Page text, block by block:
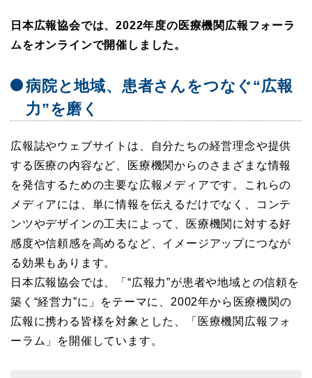
日本広報協会では、2022年度の医療機関広報フォーラ
ムをオンラインで開催しました。
病院と地域、患者さんをつなぐ“広報
力”を磨く
広報誌やウェブサイトは、自分たちの経営理念や提供
する医療の内容など、医療機関からのさまざまな情報
を発信するための主要な広報メディアです。これらの
メディアには、単に情報を伝えるだけでなく、コンテ
ンツやデザインの工夫によって、医療機関に対する好
感度や信頼感を高めるなど、イメージアップにつなが
る効果もあります。
日本広報協会では、「“広報力”が患者や地域との信頼を
築く“経営力”に」をテーマに、2002年から医療機関の
広報に携わる皆様を対象とした、「医療機関広報フォ
ーラム」を開催しています。